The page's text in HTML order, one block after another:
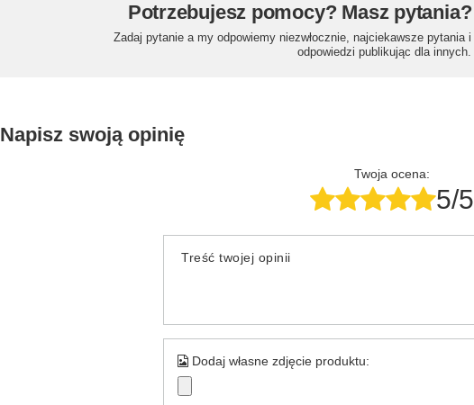
Potrzebujesz pomocy? Masz pytania?
Zadaj pytanie a my odpowiemy niezwłocznie, najciekawsze pytania i
odpowiedzi publikując dla innych.
Napisz swoją opinię
Twoja ocena:
5/5
Treść twojej opinii
Dodaj własne zdjęcie produktu: